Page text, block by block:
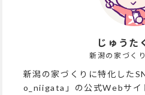
じゅうた
新潟の家づく
新潟の家づくりに特化した
o_niigata」の公式Webサイ